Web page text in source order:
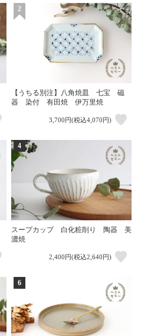
2
【うちる別注】八角焼皿 七宝 磁
器 染付 有田焼 伊万里焼
3,700円(税込4,070円)
4
スープカップ 白化粧削り 陶器 美
濃焼
2,400円(税込2,640円)
6